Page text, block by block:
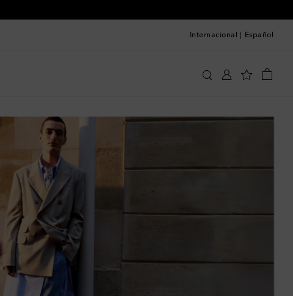
Internacional Español